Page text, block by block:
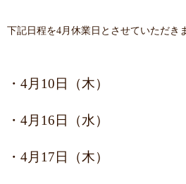
下記日程を4月休業日とさせていただき
・4月10日（木）
・4月16日（水）
・4月17日（木）